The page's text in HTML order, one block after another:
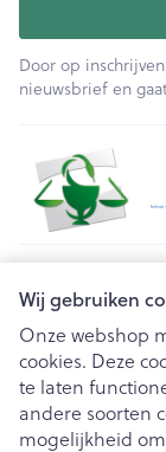
Wij gebruiken
Onze webshop
cookies. Deze
te laten
andere soorten
mogelijkheid
Door op
nieuwsbrief en
Juridische links